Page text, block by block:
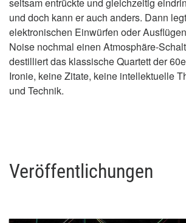
und doch kann er auch anders. Dann
elektronischen Einwürfen oder
Noise nochmal einen Atmosphäre-
destilliert das klassische Quartett der
Ironie, keine Zitate, keine intellektuelle
und Technik.
Veröffentlichungen